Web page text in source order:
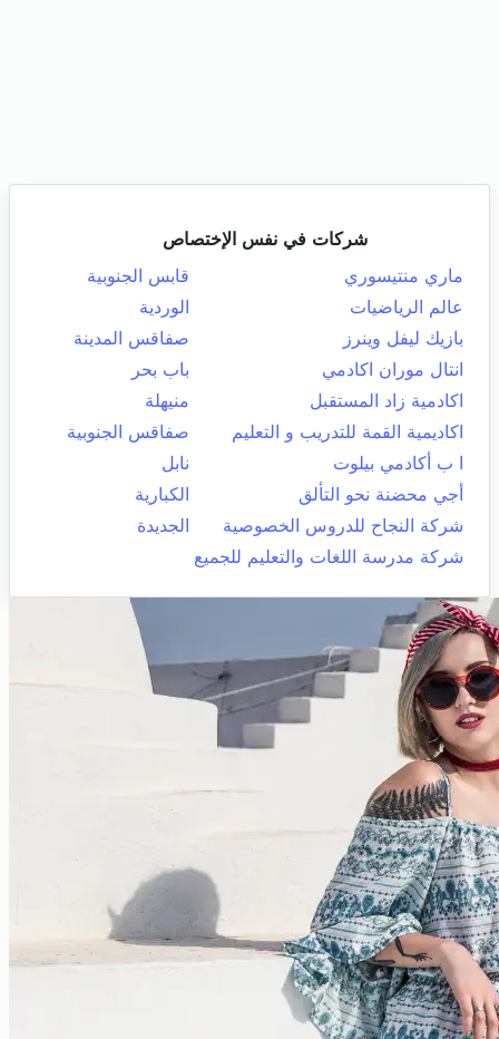
شركات في نفس الإختصاص
ماري منتيسوري
قابس الجنوبية
عالم الرياضيات
الوردية
بازيك ليفل وينرز
صفاقس المدينة
انتال موران اكادمي
باب بحر
اكادمية زاد المستقبل
منيهلة
اكاديمية القمة للتدريب و التعليم
صفاقس الجنوبية
ا ب أكادمي بيلوت
نابل
أجي محضنة نحو التألق
الكبارية
شركة النجاح للدروس الخصوصية
الجديدة
شركة مدرسة اللغات والتعليم للجميع